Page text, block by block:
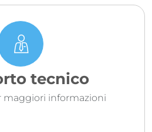
tecnico
maggiori informazioni